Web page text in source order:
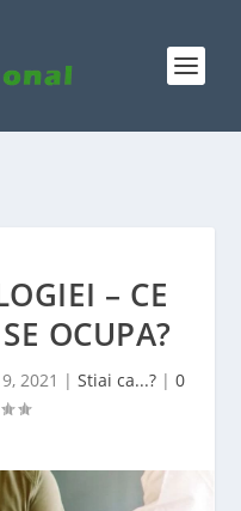
– CE
OCUPA?
2021 | Stiai ca...? | 0